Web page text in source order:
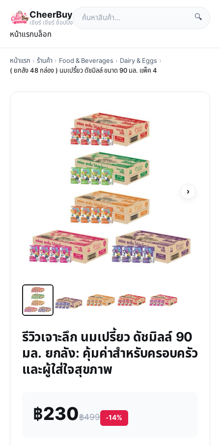
CheerBuy
เซียร์ เซียร์ ช้อปปิ้ง
🔍
หน้าแรกบล็อก
หน้าแรก › ร้านค้า › Food & Beverages › Dairy & Eggs ›
( ยกลัง 48 กล่อง ) นมเปรี้ยว ดัชมิลล์ ขนาด 90 มล. แพ็ค 4
›
รีวิวเจาะลึก นมเปรี้ยว ดัชมิลล์ 90
มล. ยกลัง: คุ้มค่าสำหรับครอบครัว
และผู้ใส่ใจสุขภาพ
฿230฿499 -14%